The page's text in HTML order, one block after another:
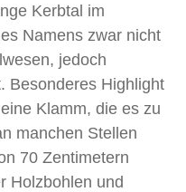
Kerbtal im
Namens zwar nicht
jedoch
Besonderes Highlight
Klamm, die es zu
manchen Stellen
70 Zentimetern
Holzbohlen und